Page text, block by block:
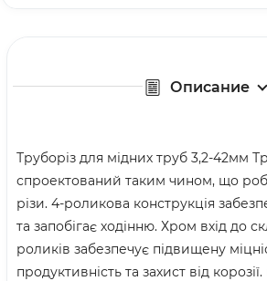
Описание
Труборіз для мідних труб 3,2-42мм
спроектований таким чином, що
різи. 4-роликова конструкція
та запобігає ходінню. Хром вхід до
роликів забезпечує підвищену
продуктивність та захист від